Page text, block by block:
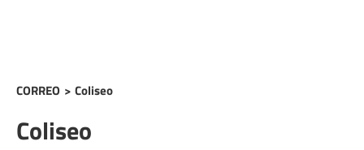
CORREO > Coliseo
Coliseo